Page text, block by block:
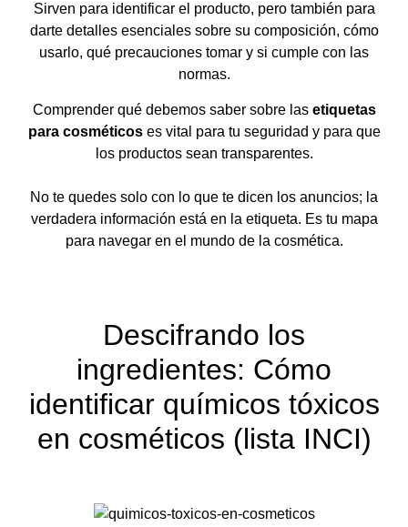
Sirven para identificar el producto, pero también para
darte detalles esenciales sobre su composición, cómo
usarlo, qué precauciones tomar y si cumple con las
normas.
Comprender qué debemos saber sobre las etiquetas
para cosméticoses vital para tu seguridad y para que
los productos sean transparentes.
No te quedes solo con lo que te dicen los anuncios; la
verdadera información está en la etiqueta. Es tu mapa
para navegar en el mundo de la cosmética.
Descifrando los
ingredientes: Cómo
identificar químicos tóxicos
en cosméticos (lista INCI)